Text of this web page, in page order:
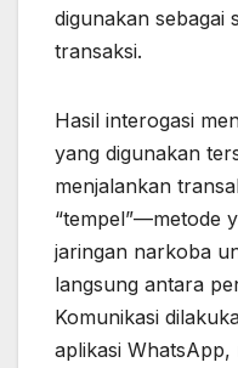
digunakan sebagai
transaksi.
Hasil interogasi
yang digunakan
menjalankan
“tempel”—metode
jaringan narkoba
langsung antara
Komunikasi
aplikasi